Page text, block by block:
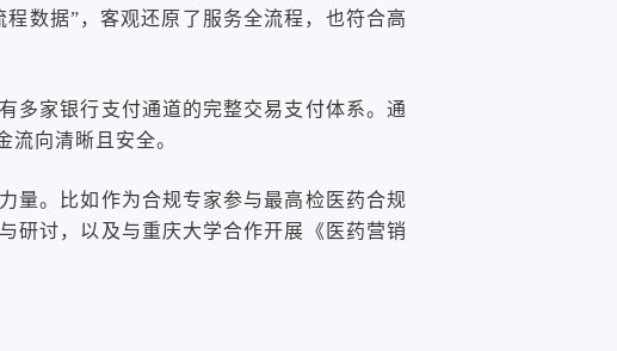
数据”，客观还原了服务全流程，也符合高
多家银行支付通道的完整交易支付体系。通
向清晰且安全。
量。比如作为合规专家参与最高检医药合规
研讨，以及与重庆大学合作开展《医药营销